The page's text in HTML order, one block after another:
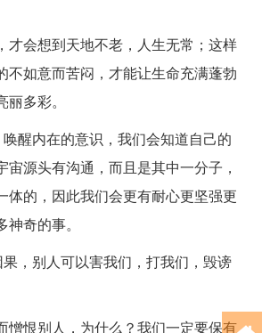
才会想到天地不老，人生无常；这样
不如意而苦闷，才能让生命充满蓬勃
多彩。
醒内在的意识，我们会知道自己的
宙源头有沟通，而且是其中一分子，
体的，因此我们会更有耐心更坚强更
奇的事。
，别人可以害我们，打我们，毁谤
憎恨别人，为什么？我们一定要保有